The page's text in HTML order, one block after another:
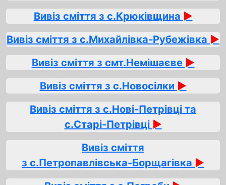
Вивіз сміття з с.Крюківщина ►
Вивіз сміття з с.Михайлівка‑Рубежівка ►
Вивіз сміття з смт.Немішаєве ►
Вивіз сміття з с.Новосілки ►
Вивіз сміття з с.Нові‑Петрівці та
с.Старі‑Петрівці ►
Вивіз сміття
з с.Петропавлівська‑Борщагівка ►